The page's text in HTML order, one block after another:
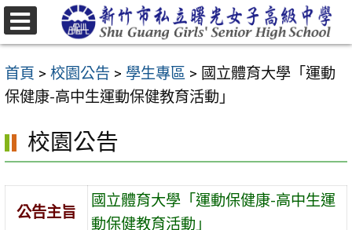
跳
至
要
內
區
首頁 > 校園公告 > 學生專區 > 國立體育大學「運動
保健康-高中生運動保健教育活動」
校園公告
公告主旨
國立體育大學「運動保健康-高中生運
動保健教育活動」
選
單